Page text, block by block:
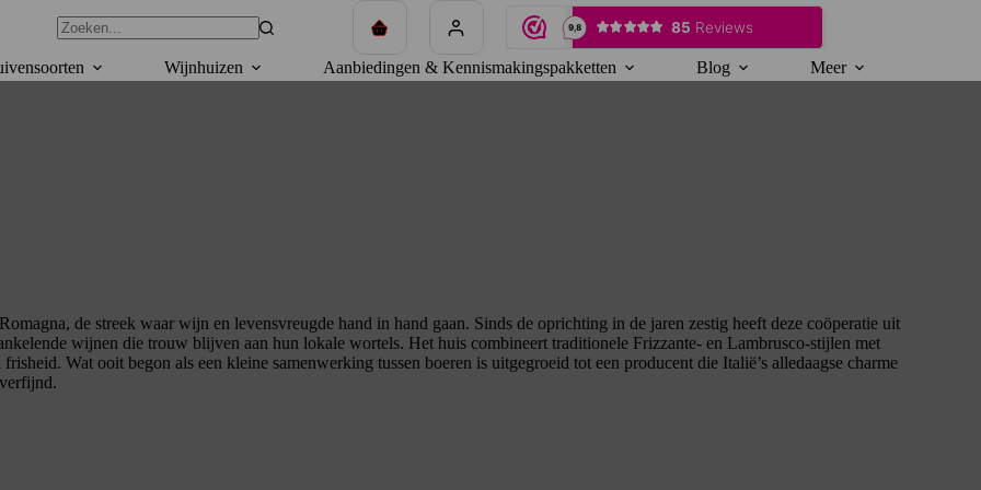
Winkelwagen
Wijnhuizen Aanbiedingen & Kennismakingspakketten Blog Meer
de streek waar wijn en levensvreugde hand in hand gaan. Sinds de oprichting in de jaren zestig heeft deze coöperatie uit
wijnen die trouw blijven aan hun lokale wortels. Het huis combineert traditionele Frizzante- en Lambrusco-stijlen met
Wat ooit begon als een kleine samenwerking tussen boeren is uitgegroeid tot een producent die Italië’s alledaagse charme